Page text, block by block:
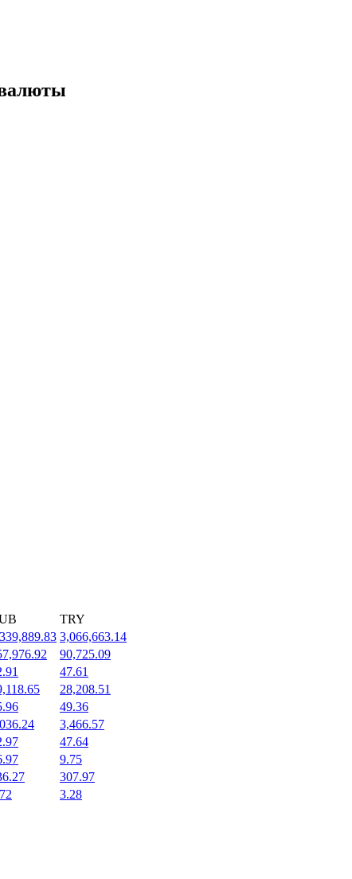
TRY
3,066,663.14
90,725.09
47.61
28,208.51
49.36
3,466.57
47.64
9.75
307.97
3.28